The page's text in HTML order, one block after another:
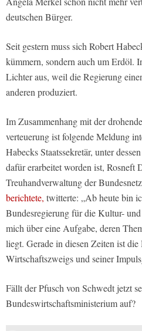
deutschen Bürger.
Seit gestern muss sich Robert
kümmern, sondern auch um Erdöl.
Lichter aus, weil die Regierung
anderen produziert.
Im Zusammenhang mit der
verteuerung ist folgende Meldung
Habecks Staatssekretär, unter
dafür erarbeitet worden ist, Rosneft
Treuhandverwaltung der
berichtete, twitterte: „Ab heute bin
Bundesregierung für die Kultur-
mich über eine Aufgabe, deren
liegt. Gerade in diesen Zeiten ist die
Wirtschaftszweigs und seiner
Fällt der Pfusch von Schwedt jetzt
Bundeswirtschaftsministerium auf?